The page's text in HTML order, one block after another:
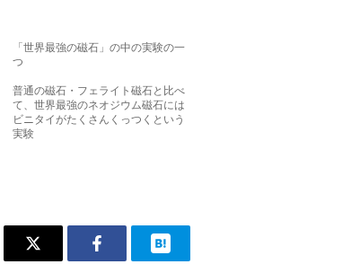
「世界最強の磁石」の中の実験の一
つ
普通の磁石・フェライト磁石と比べ
て、世界最強のネオジウム磁石には
ビニタイがたくさんくっつくという
実験